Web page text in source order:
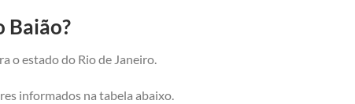
Baião?
o estado do Rio de Janeiro.
informados na tabela abaixo.